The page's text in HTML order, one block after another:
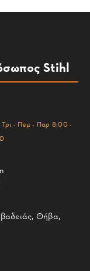
Stihl
- Πεμ - Παρ 8:00 -
Θήβα,